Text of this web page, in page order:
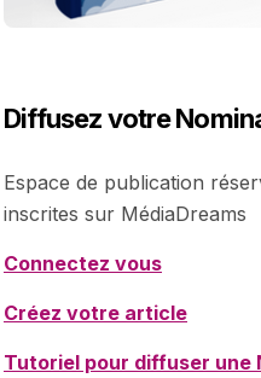
Diffusez votre
Espace de publication
inscrites sur MédiaDreams
Connectez vous
Créez votre article
Tutoriel pour diffuser une